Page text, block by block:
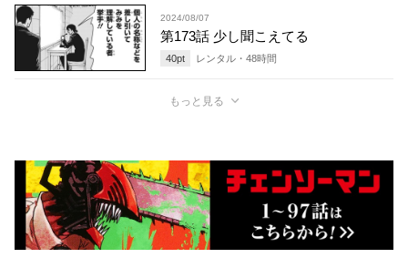
2024/08/07
第173話 少し聞こえてる
40pt レンタル・ 48時間
もっと見る